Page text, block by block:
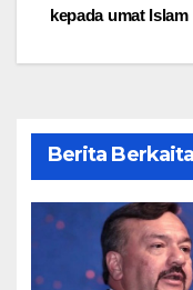
kepada umat Islam
Berita